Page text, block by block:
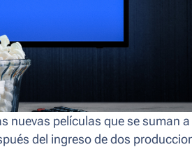
nuevas películas que se suman
del ingreso de dos